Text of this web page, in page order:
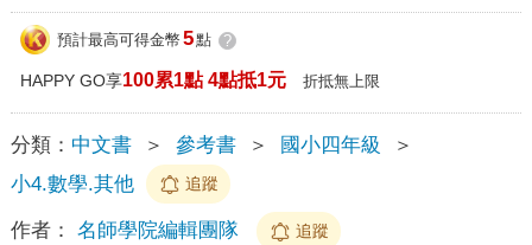
預計最高可得金幣 5點 ?
HAPPY GO享100累1點 4點抵1元 折抵無上限
分類： 中文書 ＞ 參考書 ＞ 國小四年級
＞
小4.數學.其他
追蹤
作者： 名師學院編輯團隊 追蹤